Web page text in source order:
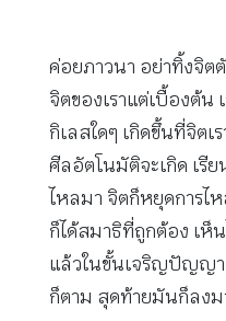
ค่อยภาวนา อย่าทิ้งจิตตั
จิตของเราแต่เบื้องต้น
กิเลสใดๆ เกิดขึ้นที่จิตเ
ศีลอัตโนมัติจะเกิด เรี
ไหลมา จิตก็หยุดการไ
ก็ได้สมาธิที่ถูกต้อง เห็
แล้วในขั้นเจริญปัญญา
ก็ตาม สุดท้ายมันก็ลง